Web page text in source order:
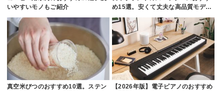
いやすいモノもご紹介
め15選。安くて丈夫な高品質モデ…
真空米びつのおすすめ10選。ステン
【2026年版】電子ピアノのおすすめ